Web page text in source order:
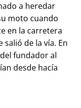
a heredar
moto cuando
en la carretera
de la vía. En
fundador al
desde hacía